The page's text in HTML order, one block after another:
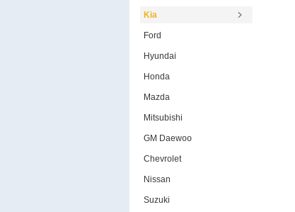
Kia
Ford
Hyundai
Honda
Mazda
Mitsubishi
GM Daewoo
Chevrolet
Nissan
Suzuki